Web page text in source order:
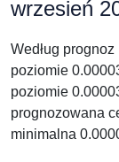
wrzesień
Według
poziomie
poziomie
prognozowana
minimalna